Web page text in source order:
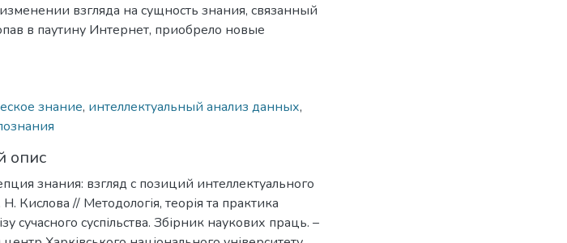
взгляда на сущность знания, связанный
в паутину Интернет, приобрело новые
знание, интеллектуальный анализ данных,
опис
знания: взгляд с позиций интеллектуального
Кислова // Методологія, теорія та практика
сучасного суспільства. Збірник наукових праць. –